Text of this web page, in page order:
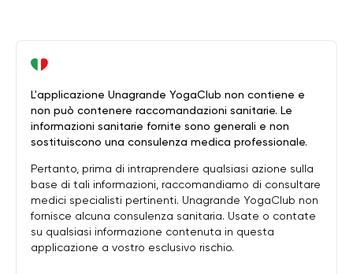
L'applicazione Unagrande YogaClub non contiene e
non può contenere raccomandazioni sanitarie. Le
informazioni sanitarie fornite sono generali e non
sostituiscono una consulenza medica professionale.
Pertanto, prima di intraprendere qualsiasi azione sulla
base di tali informazioni, raccomandiamo di consultare
medici specialisti pertinenti. Unagrande YogaClub non
fornisce alcuna consulenza sanitaria. Usate o contate
su qualsiasi informazione contenuta in questa
applicazione a vostro esclusivo rischio.